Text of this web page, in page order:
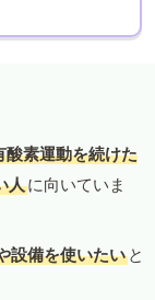
酸素運動を続けた
人に向いていま
設備を使いたい と